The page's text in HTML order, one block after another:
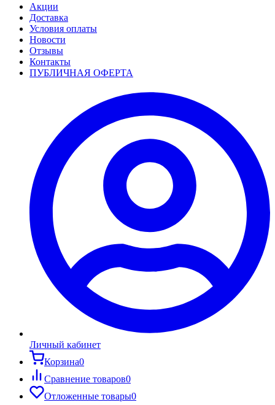
Акции
Доставка
Условия оплаты
Новости
Отзывы
Контакты
ПУБЛИЧНАЯ ОФЕРТА
Личный кабинет
Корзина0
Сравнение товаров0
Отложенные товары0